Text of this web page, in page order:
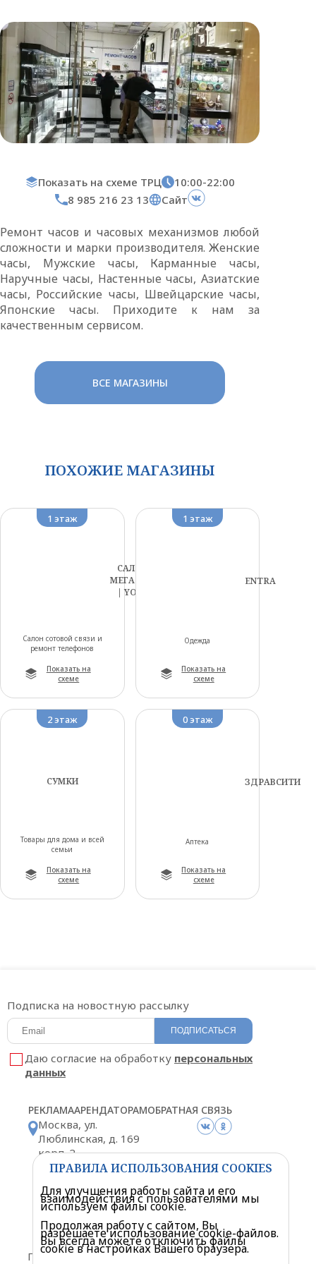
Показать на схеме ТРЦ
10:00-22:00
8 985 216 23 13
Сайт
Ремонт часов и часовых механизмов любой
сложности и марки производителя. Женские
часы, Мужские часы, Карманные часы,
Наручные часы, Настенные часы, Азиатские
часы, Российские часы, Швейцарские часы,
Японские часы. Приходите к нам за
качественным сервисом.
ВСЕ МАГАЗИНЫ
ПОХОЖИЕ МАГАЗИНЫ
1 этаж
САЛОН
МЕГАФОН
| YOTA
Салон сотовой связи и
ремонт телефонов
Показать на
схеме
1 этаж
ENTRA
Одежда
Показать на
схеме
2 этаж
СУМКИ
Товары для дома и всей
семьи
Показать на
схеме
0 этаж
ЗДРАВСИТИ
Аптека
Показать на
схеме
РЕКЛАМААРЕНДАТОРАМОБРАТНАЯ СВЯЗЬ
Москва, ул.
Люблинская, д. 169
корп. 2
Схема проезда
Подписка на новостную рассылку
ПОДПИСАТЬСЯ
Даю согласие на обработку персональных
данных
Политика конфиденциальности
Правила посещения торгового центра
ПРАВИЛА ИСПОЛЬЗОВАНИЯ COOKIES
Для улучшения работы сайта и его
взаимодействия с пользователями мы
используем файлы cookie.
Продолжая работу с сайтом, Вы
разрешаете использование cookie-файлов.
Вы всегда можете отключить файлы
cookie в настройках Вашего браузера.